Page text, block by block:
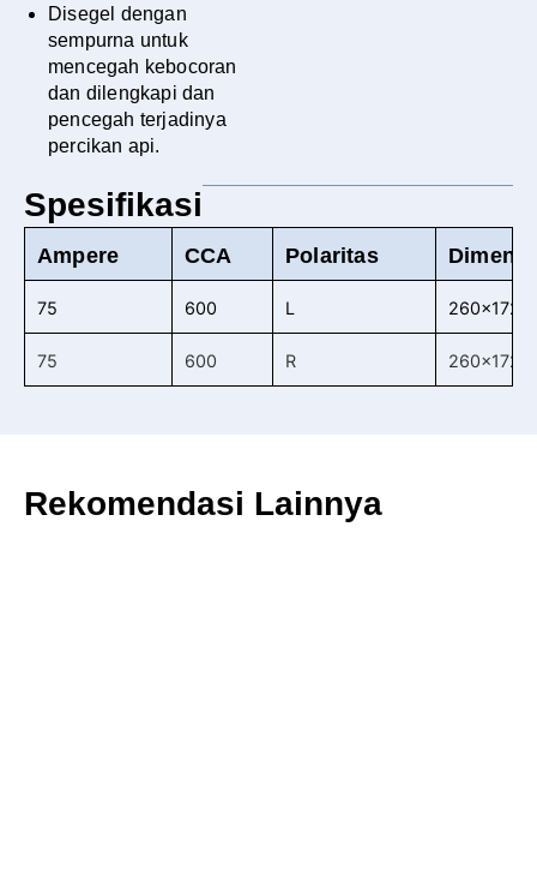
Disegel dengan
sempurna untuk
mencegah kebocoran
dan dilengkapi dan
pencegah terjadinya
percikan api.
Spesifikasi
Ampere CCA Polaritas
75 600 L
75 600 R
Rekomendasi Lainnya